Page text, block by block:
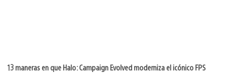
13 maneras en que Halo: Campaign Evolved moderniza el icónico FPS